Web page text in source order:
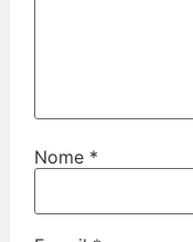
Nome *